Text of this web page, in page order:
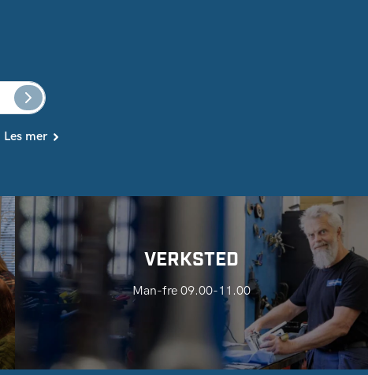
Les mer
VERKSTED
Man-fre 09.00-11.00